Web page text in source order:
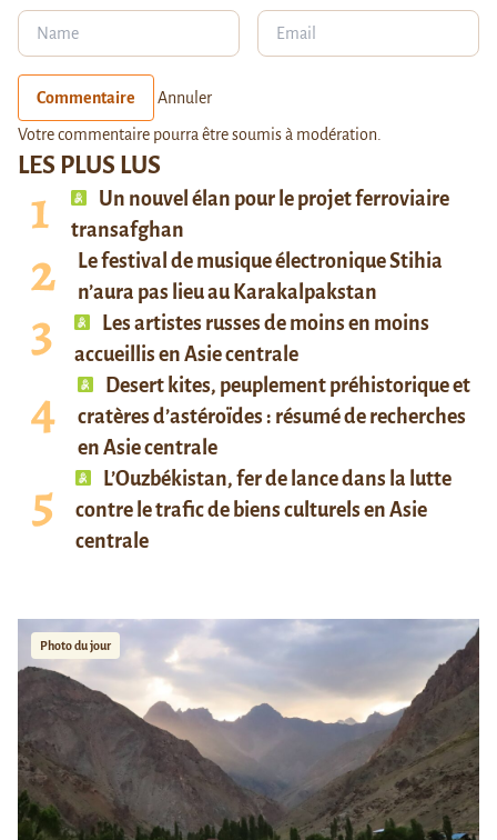
LES PLUS LUS
Un nouvel élan pour le projet ferroviaire
transafghan
Le festival de musique électronique Stihia
n’aura pas lieu au Karakalpakstan
Les artistes russes de moins en moins
accueillis en Asie centrale
Desert kites, peuplement préhistorique et
cratères d’astéroïdes : résumé de recherches
en Asie centrale
L’Ouzbékistan, fer de lance dans la lutte
contre le trafic de biens culturels en Asie
centrale
Photo du jour
Commentaire Annuler
Votre commentaire pourra être soumis à modération.